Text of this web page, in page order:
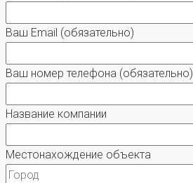
Ваш Email (обязательно)
Ваш номер телефона (обязательно)
Название компании
Местонахождение объекта